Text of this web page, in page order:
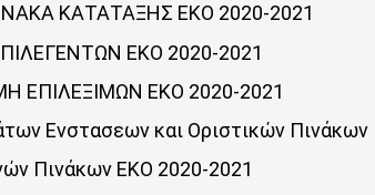
ΚΑΤΑΤΑΞΗΣ ΕΚΟ 2020-2021
ΕΚΟ 2020-2021
ΕΠΙΛΕΞΙΜΩΝ ΕΚΟ 2020-2021
Ενστασεων και Οριστικών Πινάκων
Πινάκων ΕΚΟ 2020-2021